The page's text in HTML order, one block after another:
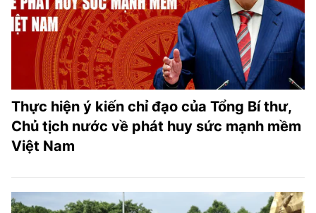
Thực hiện ý kiến chỉ đạo của Tổng Bí thư,
Chủ tịch nước về phát huy sức mạnh mềm
Việt Nam